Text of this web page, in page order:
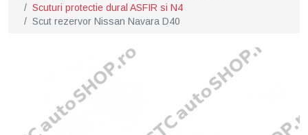
Scuturi protectie dural ASFIR si N4
Scut rezervor Nissan Navara D40